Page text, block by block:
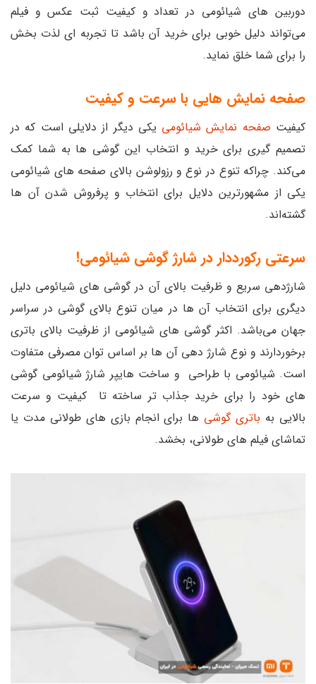
دوربین های شیائومی در تعداد و کیفیت ثبت عکس و فیلم
می‌تواند دلیل خوبی برای خرید آن باشد تا تجربه‌ ای لذت بخش
را برای شما خلق نماید.
صفحه نمایش هایی با سرعت و کیفیت
کیفیت صفحه نمایش شیائومی یکی دیگر از دلایلی است که در
تصمیم گیری برای خرید و انتخاب این گوشی ها به شما کمک
می‌کند. چراکه تنوع در نوع و رزولوشن بالای صفحه های شیائومی
یکی از مشهورترین دلایل برای انتخاب و پرفروش شدن آن ها
گشته‌اند.
سرعتی رکورددار در شارژ گوشی شیائومی!
شارژدهی سریع و ظرفیت بالای آن در گوشی های شیائومی دلیل
دیگری برای انتخاب آن ها در میان تنوع بالای گوشی در سراسر
جهان می‌باشد. اکثر گوشی های شیائومی از ظرفیت بالای باتری
برخوردارند و نوع شارژ دهی آن ها بر اساس توان مصرفی متفاوت
است. شیائومی با طراحی و ساخت هایپر شارژ شیائومی گوشی
های خود را برای خرید جذاب تر ساخته تا کیفیت و سرعت
بالایی به باتری گوشی ها برای انجام بازی های طولانی مدت یا
تماشای فیلم های طولانی، بخشد.